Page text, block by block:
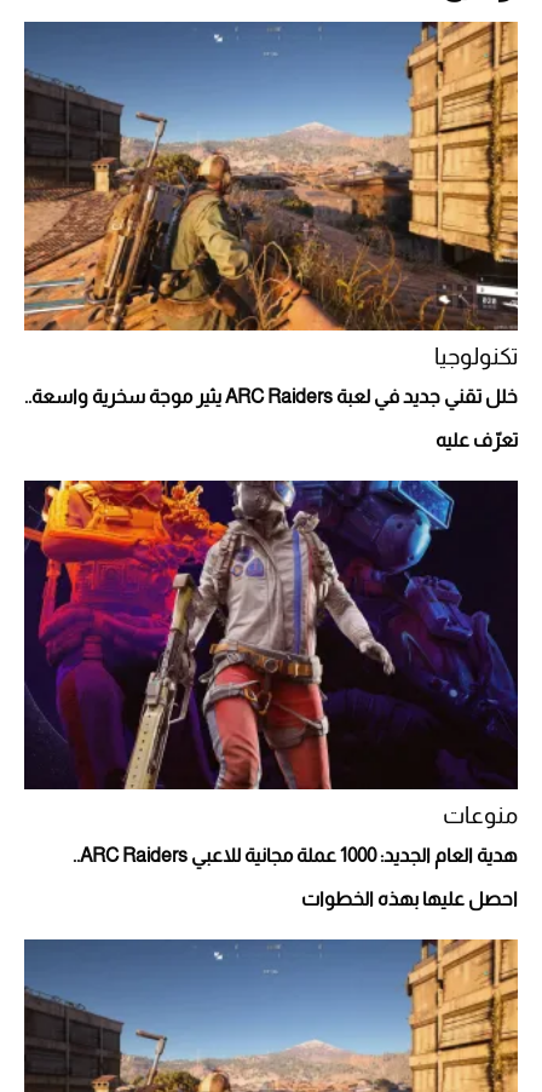
أغلى 10 عطور في العالم للرجال تمنحك فخامة
استثنائية
Aston Martin Valiant: على هوى الأبطال
أفضل تدريج للشعر الطويل لإطلالة جريئة وعصرية
دوران الأرض؟
قبل ليلة النزال.. اكتمال وزن أبطال "The
Comeback" في جدة (فيديو)
2026-07-25
تكنولوجيا
خلل تقني جديد في لعبة ARC Raiders يثير موجة سخرية واسعة..
تعرّف عليه
منوعات
هدية العام الجديد: 1000 عملة مجانية للاعبي ARC Raiders..
احصل عليها بهذه الخطوات